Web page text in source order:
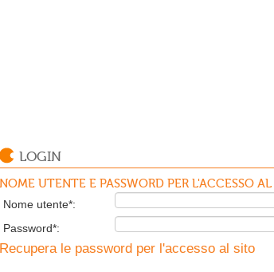
LOGIN
NOME UTENTE E PASSWORD PER L'ACCESSO
Nome utente*:
Password*:
Recupera le password per l'accesso al sito